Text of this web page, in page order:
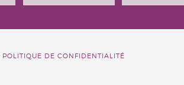
POLITIQUE DE CONFIDENTIALITÉ